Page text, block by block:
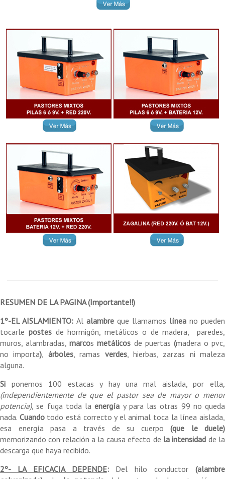
RESUMEN DE LA PAGINA (Importante!!)
1º-EL AISLAMIENTO: Al alambre que llamamos línea no pueden
tocarle postesde hormigón, metálicos o de madera, paredes,
muros, alambradas,marcosmetálicos de puertas (madera o pvc,
no importa), árboles, ramas verdes, hierbas, zarzas ni maleza
alguna.
Si ponemos 100 estacas y hay una mal aislada, por ella,
(independientemente de que el pastor sea de mayor o menor
potencia), se fuga toda laenergía y para las otras 99 no queda
nada. Cuandotodo está correcto y el animal toca la línea aislada,
esa energía pasa a través de su cuerpo (que le duele)
memorizando con relación a la causa efecto de la intensidad de la
descarga que haya recibido.
2º- LA EFICACIA DEPENDE: Del hilo conductor(alambre